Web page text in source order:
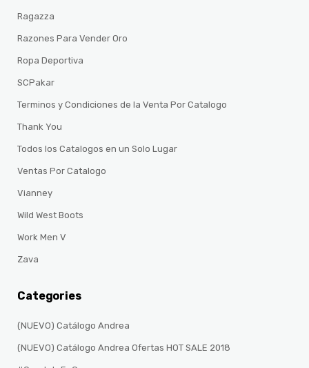
Ragazza
Razones Para Vender Oro
Ropa Deportiva
SCPakar
Terminos y Condiciones de la Venta Por Catalogo
Thank You
Todos los Catalogos en un Solo Lugar
Ventas Por Catalogo
Vianney
Wild West Boots
Work Men V
Zava
Categories
(NUEVO) Catálogo Andrea
(NUEVO) Catálogo Andrea Ofertas HOT SALE 2018